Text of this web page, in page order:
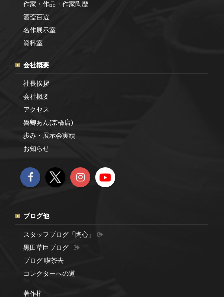
作家・作品・作家陶歴
酒盃百選
名作展示室
資料室
会社概要
社長挨拶
会社概要
アクセス
魯卿あん(京橋店)
歩み・展示会実績
お知らせ
ブログ他
スタッフブログ「陶心」
黒田草臣ブログ
ブログ 喫茶去
コレクターへの道
著作権